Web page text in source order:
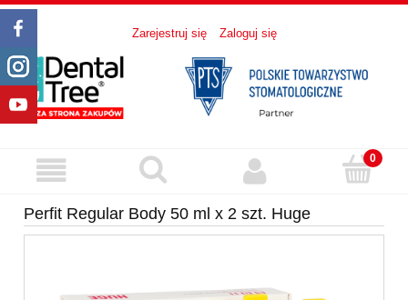
Zarejestruj się Zaloguj się
Perfit Regular Body 50 ml x 2 szt. Huge